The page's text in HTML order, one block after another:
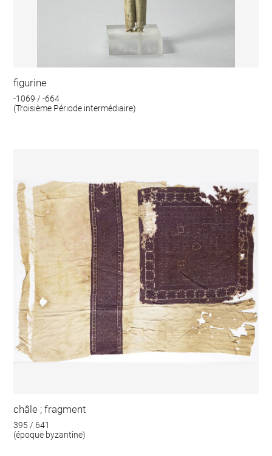
figurine
-1069 / -664
(Troisième Période intermédiaire)
châle ; fragment
395 / 641
(époque byzantine)